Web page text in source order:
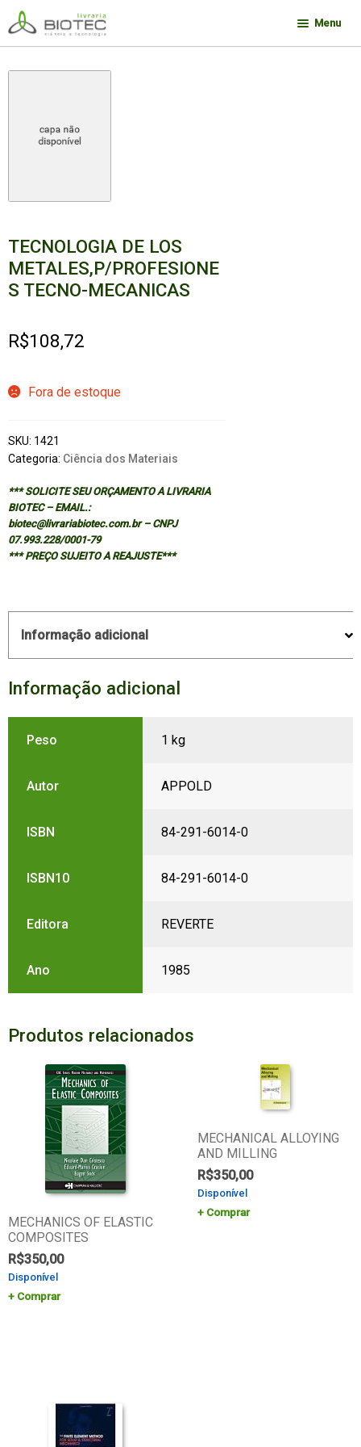
Pular
para
navegação
Pular
para
o
conteúdo
Menu
TECNOLOGIA DE LOS
METALES,P/PROFESIONE
S TECNO-MECANICAS
R$108,72
Fora de estoque
SKU: 1421
Categoria: Ciência dos Materiais
*** SOLICITE SEU ORÇAMENTO A LIVRARIA
BIOTEC – EMAIL.:
biotec@livrariabiotec.com.br – CNPJ
07.993.228/0001-79
*** PREÇO SUJEITO A REAJUSTE***
Informação adicional
Informação adicional
Peso 1 kg
Autor APPOLD
ISBN 84-291-6014-0
ISBN10 84-291-6014-0
Editora REVERTE
Ano 1985
Produtos relacionados
MECHANICS OF ELASTIC
COMPOSITES
R$350,00
Disponível
Comprar
MECHANICAL ALLOYING
AND MILLING
R$350,00
Disponível
Comprar